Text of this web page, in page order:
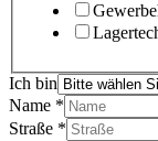
Ich bin
Name *
Straße *